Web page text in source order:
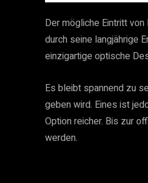
Der mögliche Eintritt
durch seine langjährige
einzigartige optische
Es bleibt spannend zu
geben wird. Eines ist
Option reicher. Bis zur
werden.